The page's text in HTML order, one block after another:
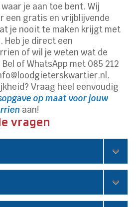
je aan toe bent. Wij
een gratis en vrijblijvende
je nooit te maken krijgt met
Heb je direct een
of wil je weten wat de
of WhatsApp met 085 212
Vraag heel eenvoudig
op maat voor jouw
aan!
vragen